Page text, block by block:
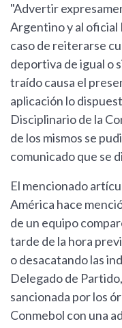
"Advertir
Argentino y al oficial
caso de reiterarse
deportiva de igual o
traído causa el
aplicación lo
Disciplinario de la
de los mismos se
comunicado que se
El mencionado
América hace
de un equipo
tarde de la hora
o desacatando las
Delegado de
sancionada por los
Conmebol con una